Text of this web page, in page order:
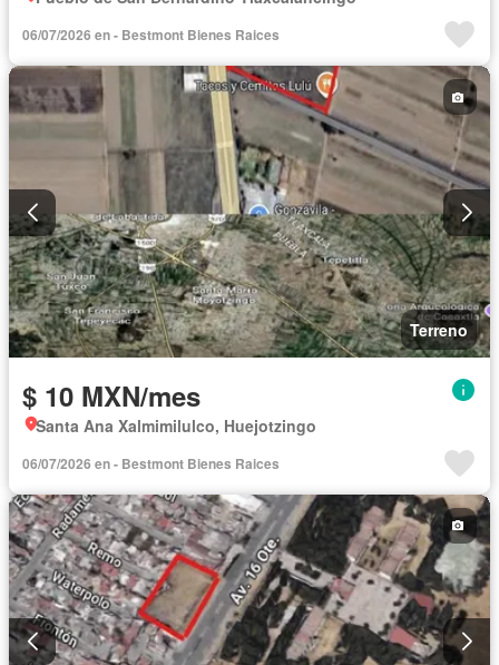
06/07/2026 en - Bestmont Bienes Raices
Terreno
$ 10 MXN/mes
Santa Ana Xalmimilulco, Huejotzingo
06/07/2026 en - Bestmont Bienes Raices